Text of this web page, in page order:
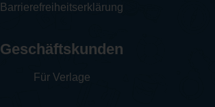
Barrierefreiheitserklärung
Geschäftskunden
Für Verlage